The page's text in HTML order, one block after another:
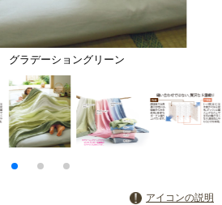
グラデーショングリーン
アイコンの説明